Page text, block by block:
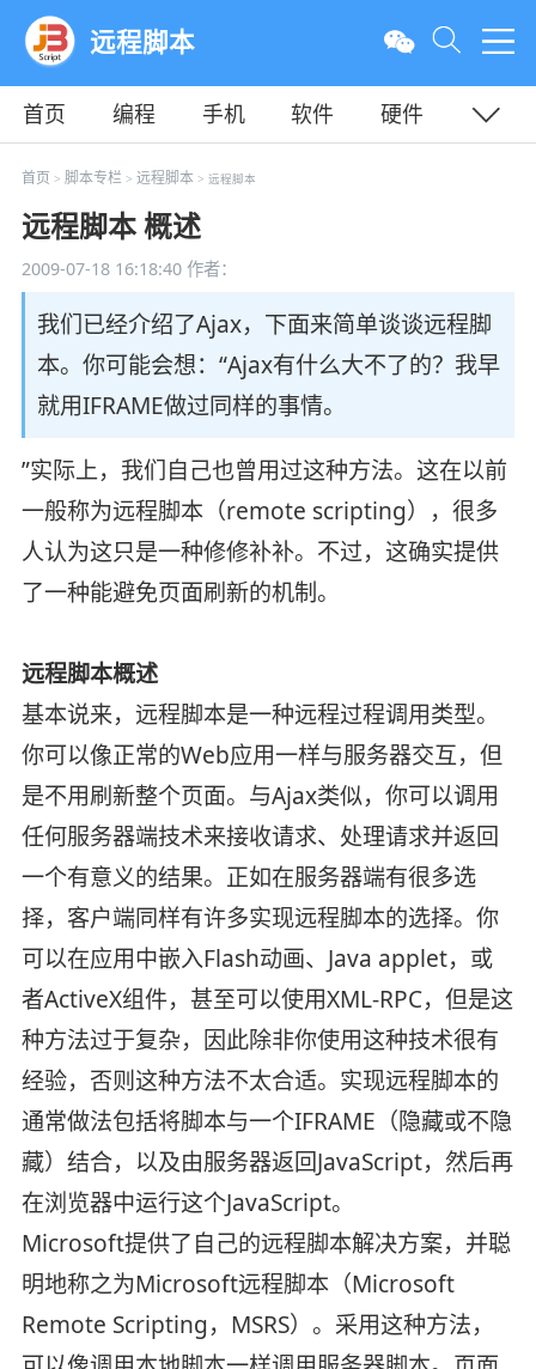
远程脚本
首页 编程 手机 软件
硬件
教程
平面 服务器
首页 > 脚本专栏> 远程脚本> 远程脚本
远程脚本 概述
2009-07-18 16:18:40作者：
我们已经介绍了Ajax，下面来简单谈谈远程脚
本。你可能会想：“Ajax有什么大不了的？我早
就用IFRAME做过同样的事情。
”实际上，我们自己也曾用过这种方法。这在以前
一般称为远程脚本（remote scripting），很多
人认为这只是一种修修补补。不过，这确实提供
了一种能避免页面刷新的机制。
远程脚本概述
基本说来，远程脚本是一种远程过程调用类型。
你可以像正常的Web应用一样与服务器交互，但
是不用刷新整个页面。与Ajax类似，你可以调用
任何服务器端技术来接收请求、处理请求并返回
一个有意义的结果。正如在服务器端有很多选
择，客户端同样有许多实现远程脚本的选择。你
可以在应用中嵌入Flash动画、Java applet，或
者ActiveX组件，甚至可以使用XML-RPC，但是这
种方法过于复杂，因此除非你使用这种技术很有
经验，否则这种方法不太合适。实现远程脚本的
通常做法包括将脚本与一个IFRAME（隐藏或不隐
藏）结合，以及由服务器返回JavaScript，然后再
在浏览器中运行这个JavaScript。
Microsoft提供了自己的远程脚本解决方案，并聪
明地称之为Microsoft远程脚本（Microsoft
Remote Scripting，MSRS）。采用这种方法，